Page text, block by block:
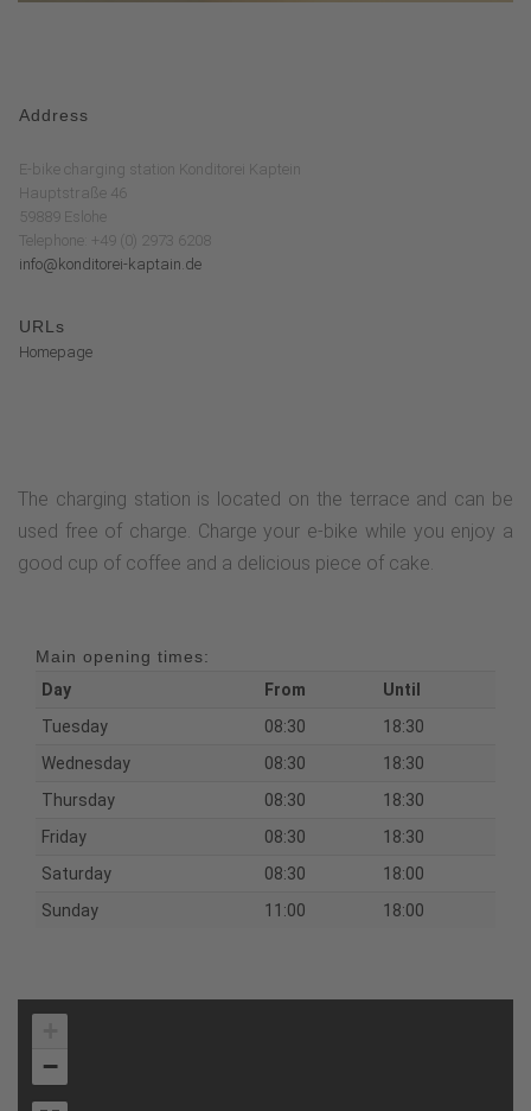
Address
E-bike charging station Konditorei Kaptein
Hauptstraße 46
59889 Eslohe
Telephone: +49 (0) 2973 6208
info@konditorei-kaptain.de
URLs
Homepage
The charging station is located on the terrace and can be
used free of charge. Charge your e-bike while you enjoy a
good cup of coffee and a delicious piece of cake.
Main opening times:
Day
From
Until
Tuesday
08:30
18:30
Wednesday
08:30
18:30
Thursday
08:30
18:30
Friday
08:30
18:30
Saturday
08:30
18:00
Sunday
11:00 18:00
−